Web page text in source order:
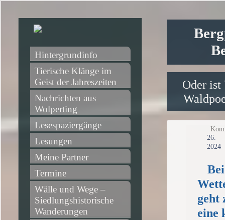
Oder ist
2024
geht
eine
Hintergrundinfo
Tierische Klänge im
Geist der Jahreszeiten
Nachrichten aus
Wolperting
Lesespaziergänge
Lesungen
Meine Partner
Termine
Wälle und Wege –
Siedlungshistorische
Wanderungen